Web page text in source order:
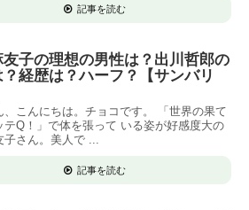
記事を読む
子の理想の男性は？出川哲郎の
？経歴は？ハーフ？【サンバリ
、こんにちは。チョコです。 「世界の果て
テQ！」で体を張って いる姿が好感度大の
さん。美人で ...
記事を読む